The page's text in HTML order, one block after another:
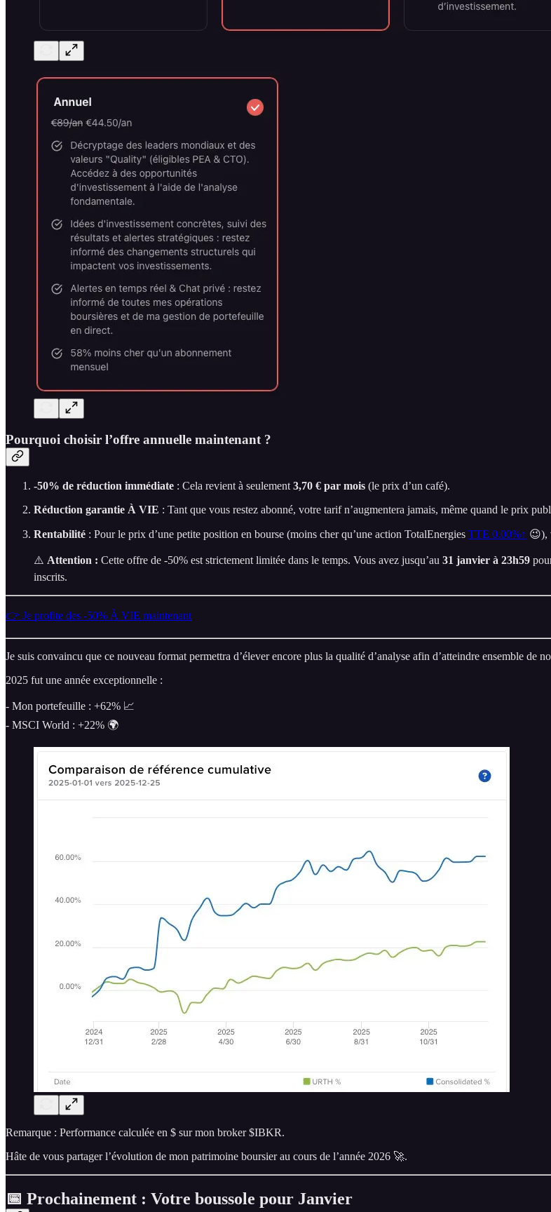
Pourquoi choisir l’offre annuelle maintenant ?
-50% de réduction immédiate : Cela revient à seulement 3,70 € par mois (le prix d’un café).
Réduction garantie À VIE : Tant que vous restez abonné, votre tarif n’augmentera jamais, même quand le prix
Rentabilité : Pour le prix d’une petite position en bourse (moins cher qu’une action TotalEnergies TTE 0.00%↑ 😉),
⚠️ Attention : Cette offre de -50% est strictement limitée dans le temps. Vous avez jusqu’au 31 janvier à 23h59
inscrits.
👉 Je profite des -50% À VIE maintenant
Je suis convaincu que ce nouveau format permettra d’élever encore plus la qualité d’analyse afin d’atteindre ensemble de
2025 fut une année exceptionnelle :
- Mon portefeuille : +62% 📈
- MSCI World : +22% 🌍
Remarque : Performance calculée en $ sur mon broker $IBKR.
Hâte de vous partager l’évolution de mon patrimoine boursier au cours de l’année 2026 🚀.
📅 Prochainement : Votre boussole pour Janvier